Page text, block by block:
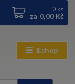
Eshop
0 ks
za 0,00 Kč